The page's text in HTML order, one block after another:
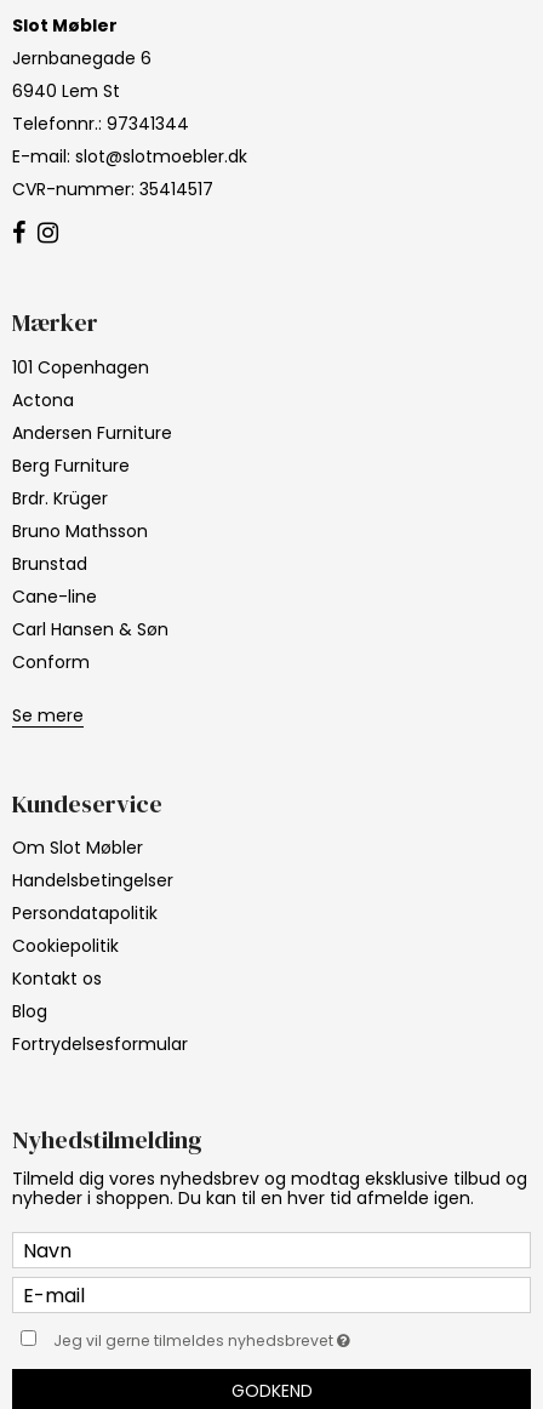
Slot Møbler
Jernbanegade 6
6940 Lem St
Telefonnr.: 97341344
E-mail: slot@slotmoebler.dk
CVR-nummer: 35414517
Mærker
101 Copenhagen
Actona
Andersen Furniture
Berg Furniture
Brdr. Krüger
Bruno Mathsson
Brunstad
Cane-line
Carl Hansen & Søn
Conform
Se mere
Kundeservice
Om Slot Møbler
Handelsbetingelser
Persondatapolitik
Cookiepolitik
Kontakt os
Blog
Fortrydelsesformular
Nyhedstilmelding
Tilmeld dig vores nyhedsbrev og modtag eksklusive tilbud og
nyheder i shoppen. Du kan til en hver tid afmelde igen.
Jeg vil gerne tilmeldes nyhedsbrevet
GODKEND